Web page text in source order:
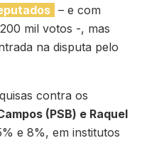
– e com
mil votos -, mas
na disputa pelo
contra os
(PSB) e Raquel
e 8%, em institutos